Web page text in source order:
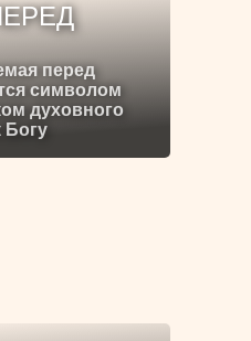
перед
символом
духовного
Богу